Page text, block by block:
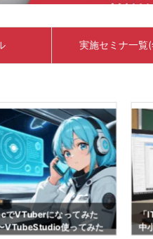
実施セミナ一覧
でVTuberになってみた
VTubeStudio使ってみた
「
中